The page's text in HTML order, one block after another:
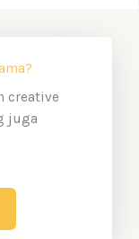
creative
juga